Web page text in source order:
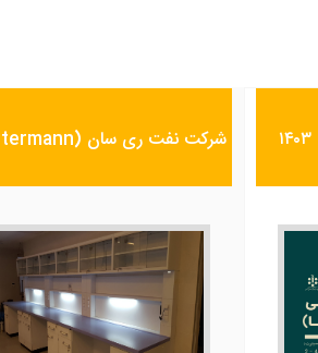
شرکت نفت ری سان (Koettermann)
اجرای سکوبندی شرکت نفت
سان با تجهیزات
Koettermann